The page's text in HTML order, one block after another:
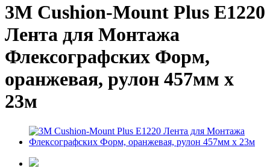
3M Cushion-Mount Plus E1220
Лента для Монтажа
Флексографских Форм,
оранжевая, рулон 457мм х
23м